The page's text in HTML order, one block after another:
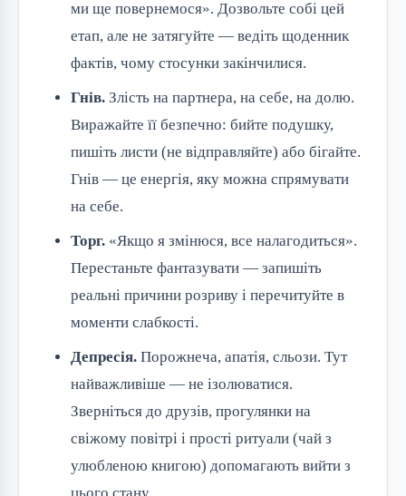
ми ще повернемося». Дозвольте собі цей
етап, але не затягуйте — ведіть щоденник
фактів, чому стосунки закінчилися.
Гнів. Злість на партнера, на себе, на долю.
Виражайте її безпечно: бийте подушку,
пишіть листи (не відправляйте) або бігайте.
Гнів — це енергія, яку можна спрямувати
на себе.
Торг. «Якщо я змінюся, все налагодиться».
Перестаньте фантазувати — запишіть
реальні причини розриву і перечитуйте в
моменти слабкості.
Депресія. Порожнеча, апатія, сльози. Тут
найважливіше — не ізолюватися.
Зверніться до друзів, прогулянки на
свіжому повітрі і прості ритуали (чай з
улюбленою книгою) допомагають вийти з